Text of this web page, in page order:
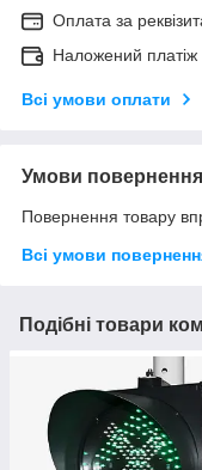
Оплата за
Наложений
Всі умови оплати
Умови повернення
Повернення товару
Всі умови
Подібні товари